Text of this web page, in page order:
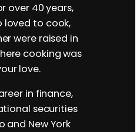
over 40 years,
loved to cook,
were raised in
cooking was
love.
in finance,
securities
and New York